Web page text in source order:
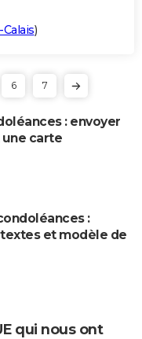
)
6 7
: envoyer
carte
:
et modèle de
qui nous ont